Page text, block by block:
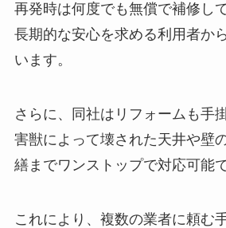
再発時は何度でも無償で補修し
長期的な安心を求める利用者か
います。
さらに、同社はリフォームも手
害獣によって壊された天井や壁
繕までワンストップで対応可能で
これにより、複数の業者に頼む